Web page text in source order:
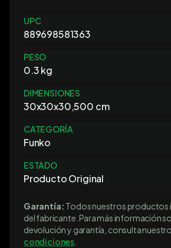
UPC
889698581363
PESO
0.3 kg
DIMENSIONES
30x30x30,500 cm
CATEGORÍA
Funko
ESTADO
Producto Original
Garantía: Todos nuestros productos
del fabricante. Para más información
devolución y garantía, consulta
condiciones